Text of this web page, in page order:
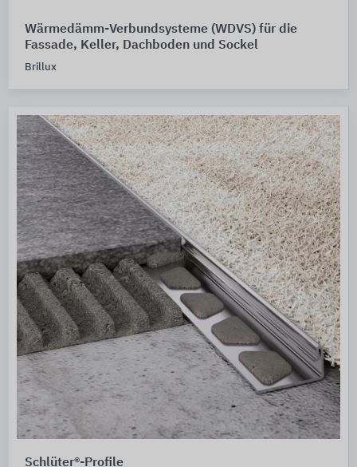
Wärmedämm-Verbundsysteme (WDVS) für die
Fassade, Keller, Dachboden und Sockel
Brillux
Schlüter®-Profile